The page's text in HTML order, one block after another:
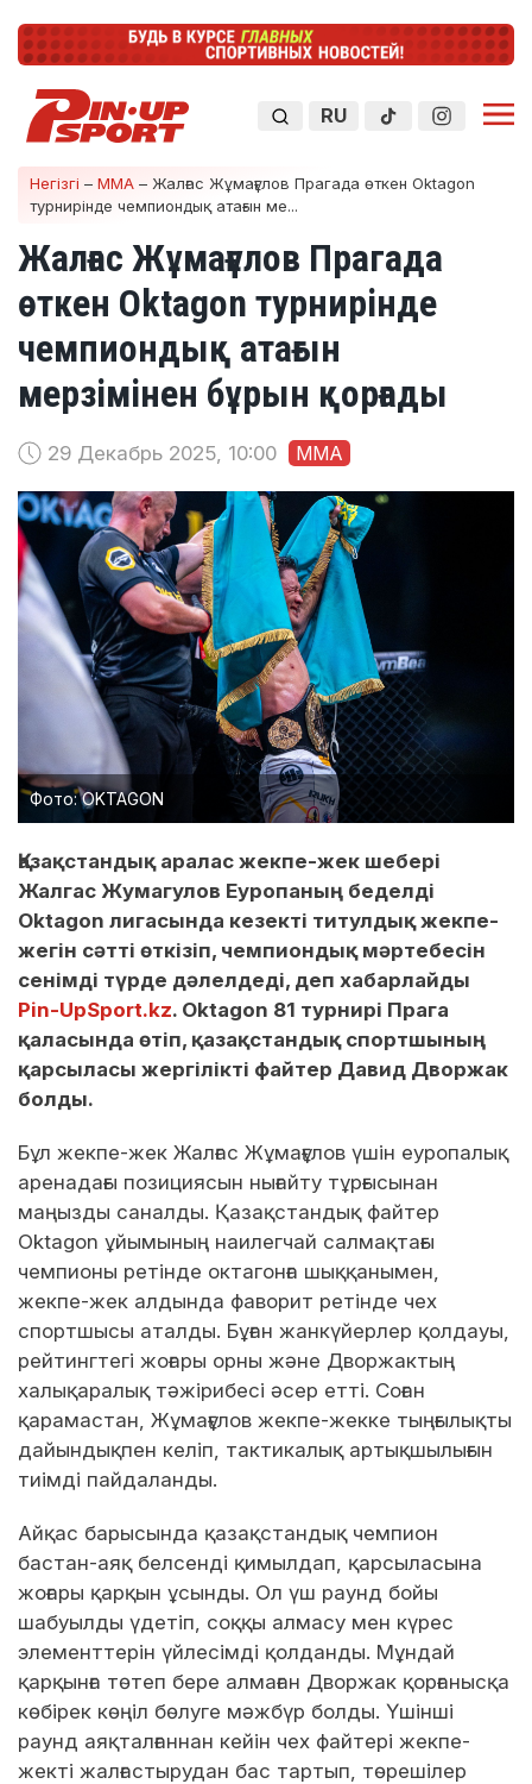
RU
Негізгі – ММА – Жалғас Жұмағұлов Прагада өткен Oktagon
турнирінде чемпиондық атағын ме...
Жалғас Жұмағұлов Прагада
өткен Oktagon турнирінде
чемпиондық атағын
мерзімінен бұрын қорғады
29 Декабрь 2025, 10:00 ММА
Фото: OKTAGON
Қазақстандық аралас жекпе-жек шебері
Жалгас Жумагулов Еуропаның беделді
Oktagon лигасында кезекті титулдық жекпе-
жегін сәтті өткізіп, чемпиондық мәртебесін
сенімді түрде дәлелдеді, деп хабарлайды
Pin-UpSport.kz. Oktagon 81 турнирі Прага
қаласында өтіп, қазақстандық спортшының
қарсыласы жергілікті файтер Давид Дворжак
болды.
Бұл жекпе-жек Жалғас Жұмағұлов үшін еуропалық
аренадағы позициясын нығайту тұрғысынан
маңызды саналды. Қазақстандық файтер
Oktagon ұйымының наилегчай салмақтағы
чемпионы ретінде октагонға шыққанымен,
жекпе-жек алдында фаворит ретінде чех
спортшысы аталды. Бұған жанкүйерлер қолдауы,
рейтингтегі жоғары орны және Дворжактың
халықаралық тәжірибесі әсер етті. Соған
қарамастан, Жұмағұлов жекпе-жекке тыңғылықты
дайындықпен келіп, тактикалық артықшылығын
тиімді пайдаланды.
Айқас барысында қазақстандық чемпион
бастан-аяқ белсенді қимылдап, қарсыласына
жоғары қарқын ұсынды. Ол үш раунд бойы
шабуылды үдетіп, соққы алмасу мен күрес
элементтерін үйлесімді қолданды. Мұндай
қарқынға төтеп бере алмаған Дворжак қорғанысқа
көбірек көңіл бөлуге мәжбүр болды. Үшінші
раунд аяқталғаннан кейін чех файтері жекпе-
жекті жалғастырудан бас тартып, төрешілер